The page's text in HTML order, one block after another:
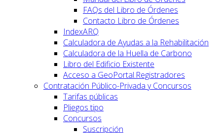
FAQs del Libro de Órdenes
Contacto Libro de Órdenes
IndexARQ
Calculadora de Ayudas a la Rehabilitación
Calculadora de la Huella de Carbono
Libro del Edificio Existente
Acceso a GeoPortal.Registradores
Contratación Público-Privada y Concursos
Tarifas públicas
Pliegos tipo
Concursos
Suscripción